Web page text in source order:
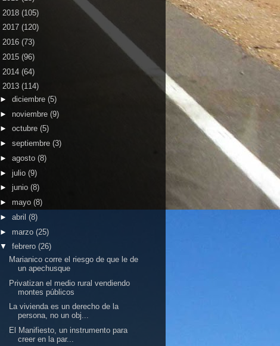
2018 (105)
2017 (120)
2016 (73)
2015 (96)
2014 (64)
2013 (114)
► diciembre (5)
► noviembre (9)
► octubre (5)
► septiembre (3)
► agosto (8)
► julio (9)
► junio (8)
► mayo (8)
► abril (8)
► marzo (25)
▼ febrero (26)
Marianico corre el riesgo de que le de
un apechusque
Privatizan el medio rural vendiendo
montes públicos
La vivienda es un derecho de la
persona, no un obj...
El Manifiesto, un instrumento para
creer en la par...